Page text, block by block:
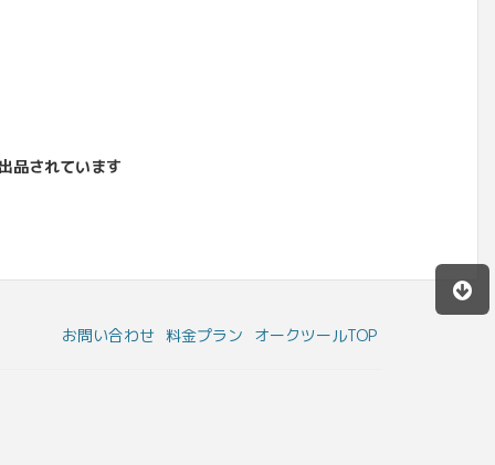
品されています
お問い合わせ 料金プラン オークツールTOP